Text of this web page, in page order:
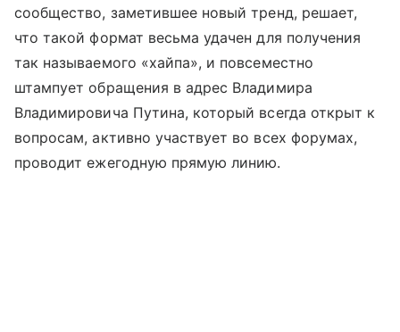
сообщество, заметившее новый тренд, решает,
что такой формат весьма удачен для получения
так называемого «хайпа», и повсеместно
штампует обращения в адрес Владимира
Владимировича Путина, который всегда открыт к
вопросам, активно участвует во всех форумах,
проводит ежегодную прямую линию.